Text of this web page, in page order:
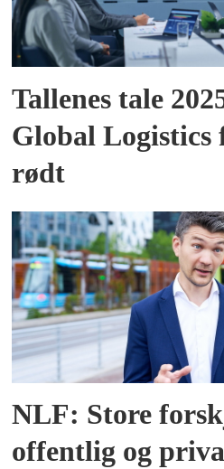
Tallenes tale
Global Logistics
rødt
NLF: Store
offentlig og